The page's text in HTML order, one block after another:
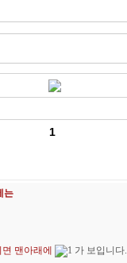
1
는
맨아래에 가 보입니다.